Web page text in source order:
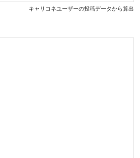
キャリコネユーザーの投稿データから算出